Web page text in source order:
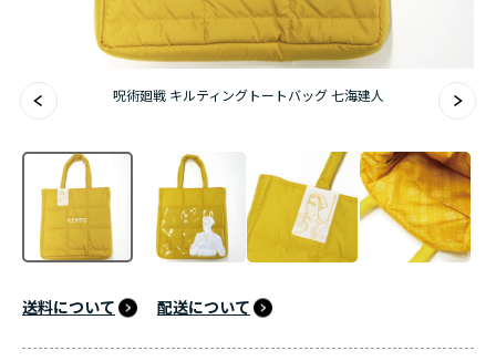
『無職転生Ⅲ ～異世界行ったら本気だす～』
『ふつつかな悪女ではございますが ～雛宮蝶鼠と
呪術廻戦 キルティングトートバッグ 七海建人
送料について 配送について